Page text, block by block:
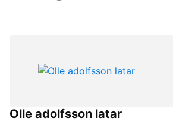
Olle adolfsson latar